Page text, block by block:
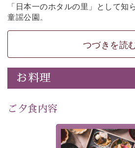
「日本一のホタルの里」として知
童謡公園。
そこで開催される【信州辰野ほた
園券がついた期間限定プランをご
ホタルが織りなす幻想的な光景。
4,000匹以上のホタルが観測され
：辰野町）
自然豊かな信州ならではの風情を
宿泊期間:2026年6月13日～21日
つづきを読
お料理
ご夕食内容
美湖膳とは諏訪の地